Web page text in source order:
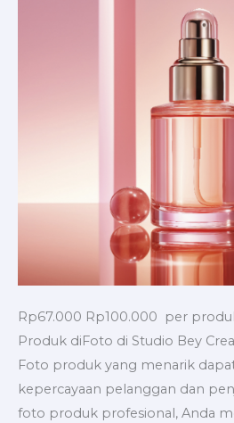
Rp67.000 Rp100.000 per
Produk diFoto di Studio Bey
Foto produk yang menarik
kepercayaan pelanggan dan
foto produk profesional, Anda